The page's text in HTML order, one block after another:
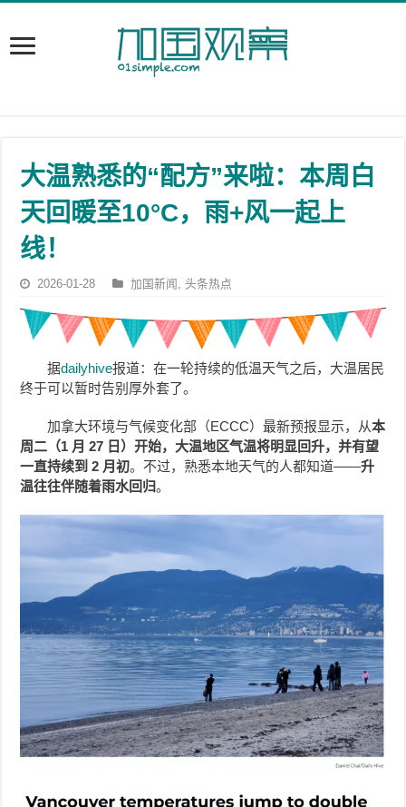
大温熟悉的“配方”来啦：本周白
天回暖至10°C，雨+风一起上
线！
2026-01-28 加国新闻 ,头条热点
据dailyhive报道：在一轮持续的低温天气之后，大温居民
终于可以暂时告别厚外套了。
加拿大环境与气候变化部（ECCC）最新预报显示，从本
周二（1 月 27 日）开始，大温地区气温将明显回升，并有望
一直持续到 2 月初。不过，熟悉本地天气的人都知道——升
温往往伴随着雨水回归。